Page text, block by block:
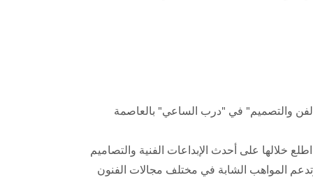
"فريج الفن والتصميم" في "درب الساعي" بالعاصمة
خلالها على أحدث الإبداعات الفنية والتصاميم
المواهب الشابة في مختلف مجالات الفنون